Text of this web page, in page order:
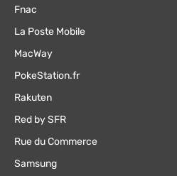
Fnac
La Poste Mobile
MacWay
PokeStation.fr
Rakuten
Red by SFR
Rue du Commerce
Samsung